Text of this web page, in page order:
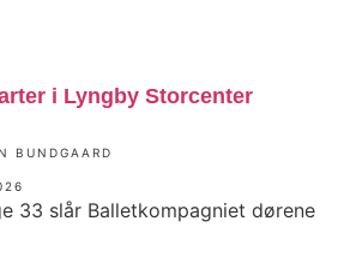
i Lyngby Storcenter
BUNDGAARD
33 slår Balletkompagniet dørene